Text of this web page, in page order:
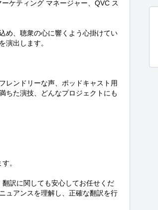
ケティング マネージャー、QVC ス
め、聴衆の心に響くよう心掛けてい
演出します。
レンドリーな声、ポッドキャスト用
ちた演技、どんなプロジェクトにも
。
訳に関しても安心してお任せくだ
ュアンスを理解し、正確な翻訳を行